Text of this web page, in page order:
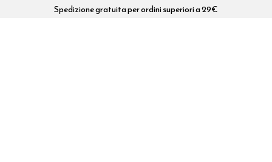
Spedizione gratuita per ordini superiori a 29€